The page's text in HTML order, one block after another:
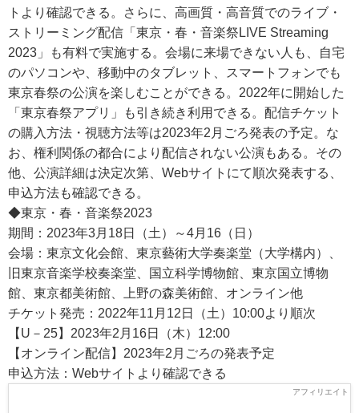
トより確認できる。さらに、高画質・高音質でのライブ・
ストリーミング配信「東京・春・音楽祭LIVE Streaming
2023」も有料で実施する。会場に来場できない人も、自宅
のパソコンや、移動中のタブレット、スマートフォンでも
東京春祭の公演を楽しむことができる。2022年に開始した
「東京春祭アプリ」も引き続き利用できる。配信チケット
の購入方法・視聴方法等は2023年2月ごろ発表の予定。な
お、権利関係の都合により配信されない公演もある。その
他、公演詳細は決定次第、Webサイトにて順次発表する、
申込方法も確認できる。
◆東京・春・音楽祭2023
期間：2023年3月18日（土）～4月16（日）
会場：東京文化会館、東京藝術大学奏楽堂（大学構内）、
旧東京音楽学校奏楽堂、国立科学博物館、東京国立博物
館、東京都美術館、上野の森美術館、オンライン他
チケット発売：2022年11月12日（土）10:00より順次
【U－25】2023年2月16日（木）12:00
【オンライン配信】2023年2月ごろの発表予定
申込方法：Webサイトより確認できる